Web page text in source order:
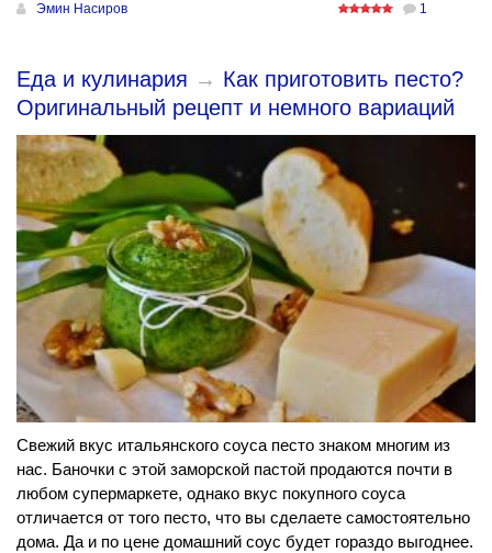
Эмин Насиров 1
Еда и кулинария → Как приготовить песто?
Оригинальный рецепт и немного вариаций
Свежий вкус итальянского соуса песто знаком многим из
нас. Баночки с этой заморской пастой продаются почти в
любом супермаркете, однако вкус покупного соуса
отличается от того песто, что вы сделаете самостоятельно
дома. Да и по цене домашний соус будет гораздо выгоднее.